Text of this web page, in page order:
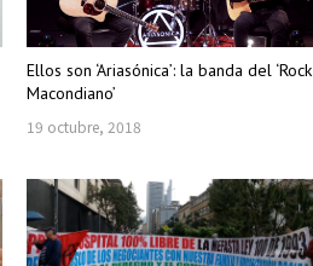
Ellos son ‘Ariasónica’: la banda del ‘Rock
Macondiano’
19 octubre, 2018